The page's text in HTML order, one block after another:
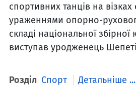
спортивних танців на візках
ураженнями опорно-
складі національної
виступав уродженець
Розділ Спорт Детальніше ...